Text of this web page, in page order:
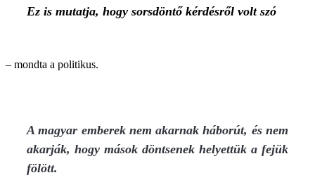
Ez is mutatja, hogy sorsdöntő kérdésről volt szó
– mondta a politikus.
A magyar emberek nem akarnak háborút, és nem
akarják, hogy mások döntsenek helyettük a fejük
fölött.